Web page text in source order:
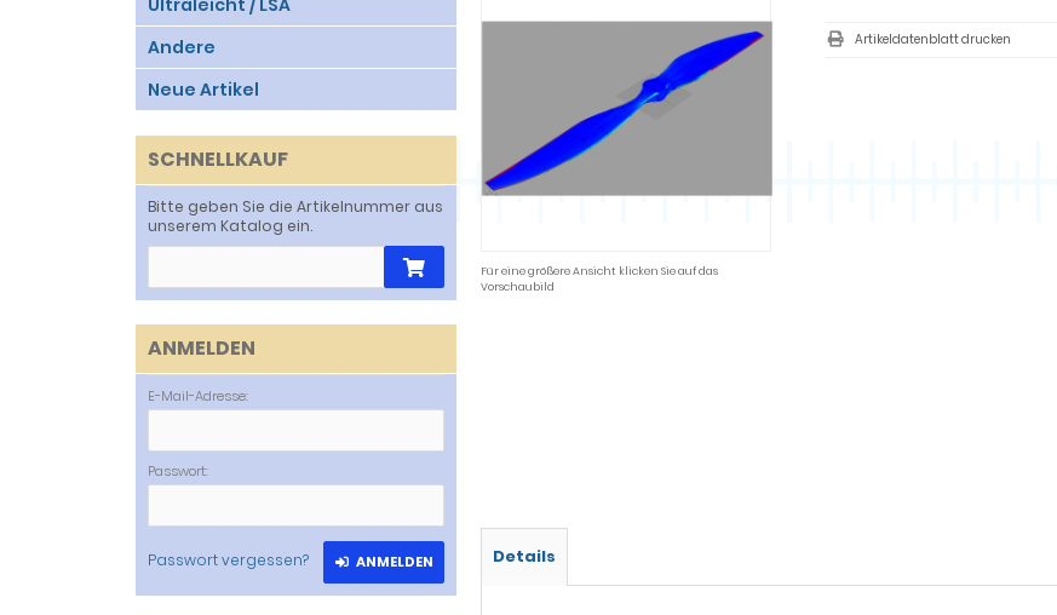
Für eine größere Ansicht klicken Sie auf das
Vorschaubild
Artikeldatenblatt drucken
Details
Ultraleicht / LSA
Andere
Neue Artikel
SCHNELLKAUF
Bitte geben Sie die Artikelnummer aus
unserem Katalog ein.
ANMELDEN
E-Mail-Adresse:
Passwort:
Passwort vergessen? ANMELDEN